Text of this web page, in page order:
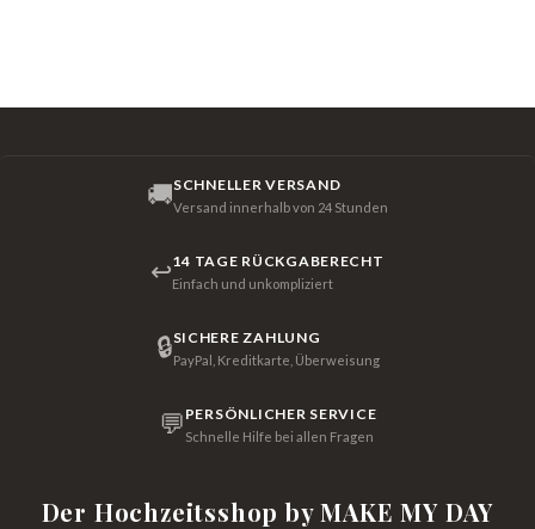
🚚SCHNELLER VERSAND
Versand innerhalb von 24 Stunden
↩14 TAGE RÜCKGABERECHT
Einfach und unkompliziert
🔒SICHERE ZAHLUNG
PayPal, Kreditkarte, Überweisung
💬 PERSÖNLICHER SERVICE
Schnelle Hilfe bei allen Fragen
Der Hochzeitsshop by MAKE MY DAY